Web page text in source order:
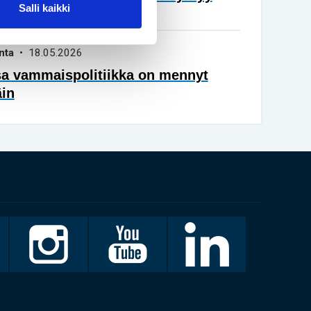
Salli kaikki
• 18.05.2026
vammaispolitiikka on mennyt
Invalidiliitto
Instagramissa
Invalidiliitto
Youtubessa
LinkedIn